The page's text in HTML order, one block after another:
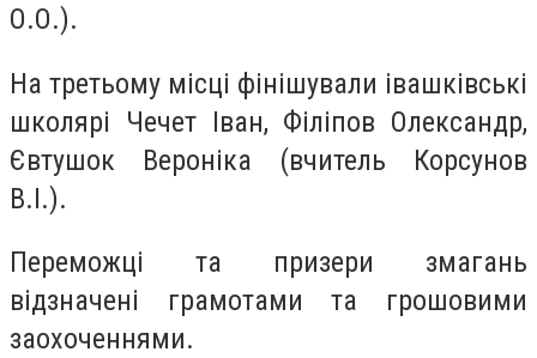
О.О.).
На третьому місці фінішували івашківські
школярі Чечет Іван, Філіпов Олександр,
Євтушок Вероніка (вчитель Корсунов
В.І.).
Переможці та призери змагань
відзначені грамотами та грошовими
заохоченнями.